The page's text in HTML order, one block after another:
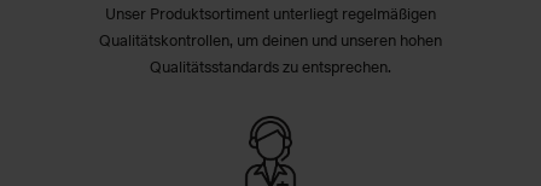
Unser Produktsortiment unterliegt regelmäßigen
Qualitätskontrollen, um deinen und unseren hohen
Qualitätsstandards zu entsprechen.